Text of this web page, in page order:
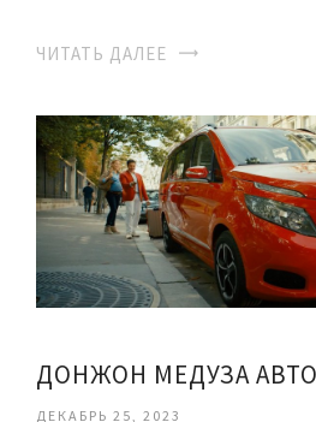
ЧИТАТЬ ДАЛЕЕ
ДЕКАБРЬ 25, 2023